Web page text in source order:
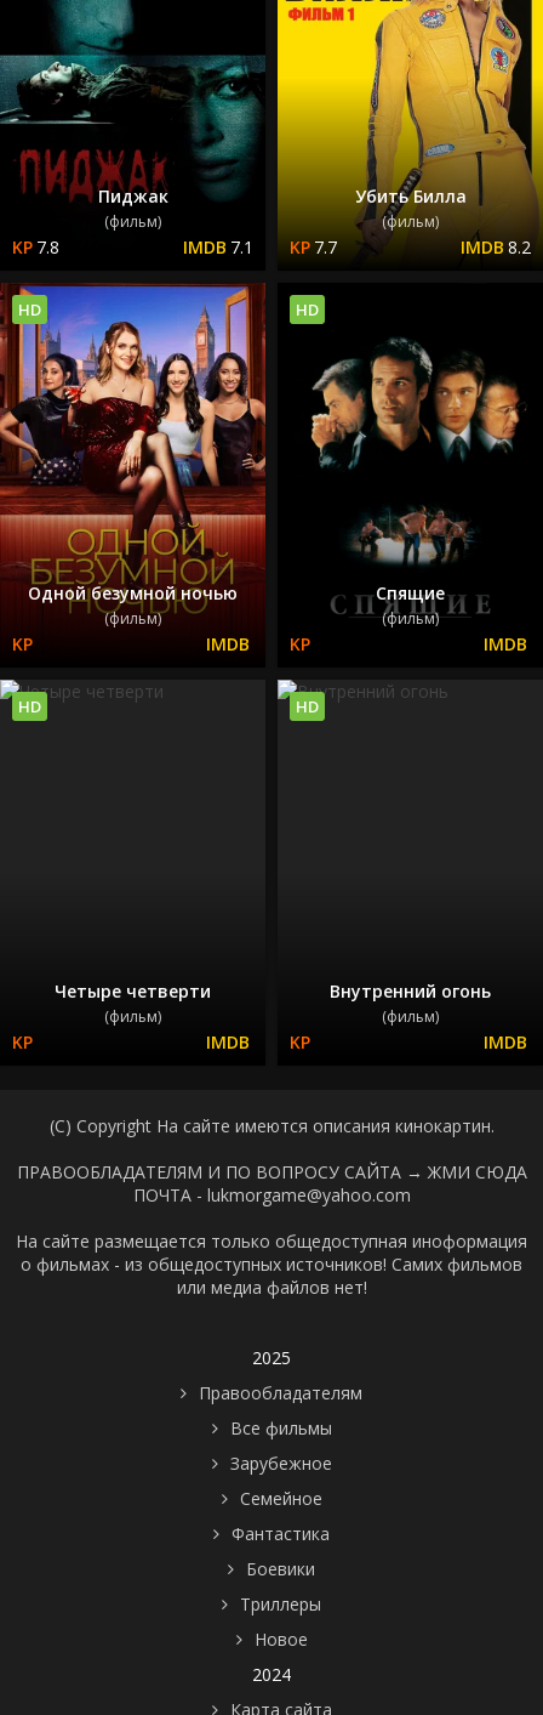
Пиджак
(фильм)
7.8 7.1
Убить Билла
(фильм)
7.7 8.2
Одной безумной ночью
(фильм)
HD
Спящие
(фильм)
HD
Четыре четверти
(фильм)
HD
Внутренний огонь
(фильм)
HD
(C) Copyright На сайте имеются описания кинокартин.
ПРАВООБЛАДАТЕЛЯМ И ПО ВОПРОСУ САЙТА → ЖМИ СЮДА
ПОЧТА - lukmorgame@yahoo.com
На сайте размещается только общедоступная иноформация
о фильмах - из общедоступных источников! Самих фильмов
или медиа файлов нет!
2025
Правообладателям
Все фильмы
Зарубежное
Семейное
Фантастика
Боевики
Триллеры
Новое
2024
Карта сайта